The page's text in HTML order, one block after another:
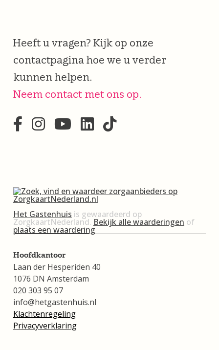
Heeft u vragen? Kijk op onze
contactpagina hoe we u verder
kunnen helpen.
Neem contact met ons op.
Het Gastenhuis is gewaardeerd op
ZorgkaartNederland. Bekijk alle waarderingen of
plaats een waardering
Hoofdkantoor
Laan der Hesperiden 40
1076 DN Amsterdam
020 303 95 07
info@hetgastenhuis.nl
Klachtenregeling
Privacyverklaring